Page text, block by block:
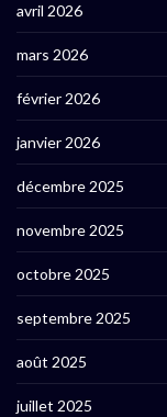
avril 2026
mars 2026
février 2026
janvier 2026
décembre 2025
novembre 2025
octobre 2025
septembre 2025
août 2025
juillet 2025